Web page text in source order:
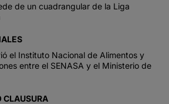
de un cuadrangular de la Liga
el Instituto Nacional de Alimentos y
entre el SENASA y el Ministerio de
CLAUSURA